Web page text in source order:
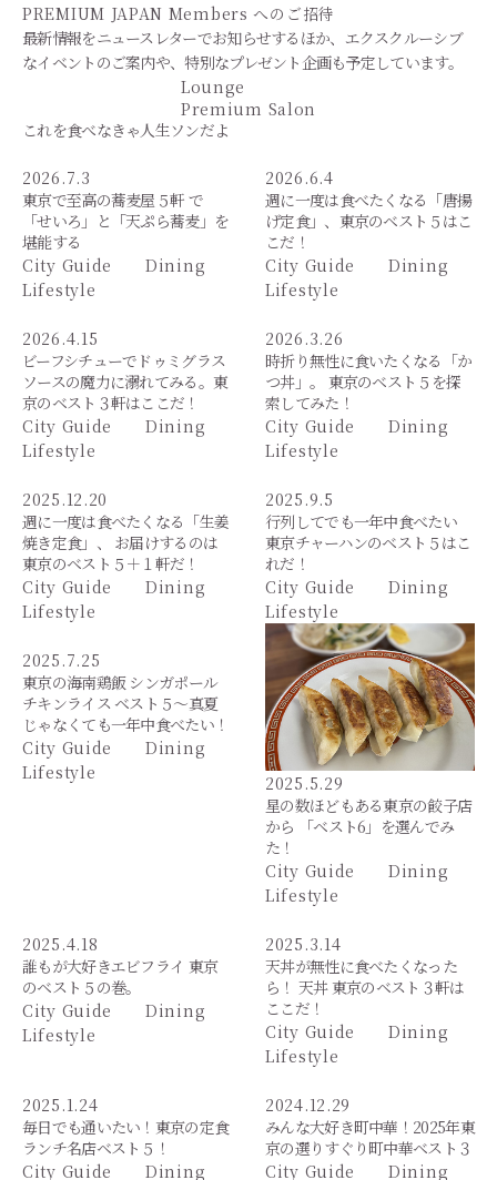
PREMIUM JAPAN Members へのご招待
最新情報をニュースレターでお知らせするほか、エクスクルーシブ
なイベントのご案内や、特別なプレゼント企画も予定しています。
Lounge
Premium Salon
これを食べなきゃ人生ソンだよ
2026.7.3
東京で至高の蕎麦屋５軒 で
「せいろ」と「天ぷら蕎麦」を
堪能する
City Guide
Dining
Lifestyle
2026.6.4
週に一度は食べたくなる「唐揚
げ定食」、東京のベスト５はこ
こだ！
City Guide
Dining
Lifestyle
2026.4.15
ビーフシチューでドゥミグラス
ソースの魔力に溺れてみる。東
京のベスト３軒はここだ！
City Guide
Dining
Lifestyle
2026.3.26
時折り無性に食いたくなる「か
つ丼」。 東京のベスト５を探
索してみた！
City Guide
Dining
Lifestyle
2025.12.20
週に一度は食べたくなる「生姜
焼き定食」、 お届けするのは
東京のベスト５＋１軒だ！
City Guide
Dining
Lifestyle
2025.9.5
行列してでも一年中食べたい
東京チャーハンのベスト５はこ
れだ！
City Guide
Dining
Lifestyle
2025.7.25
東京の海南鶏飯 シンガポール
チキンライス ベスト５～真夏
じゃなくても一年中食べたい！
City Guide
Dining
Lifestyle
2025.5.29
星の数ほどもある東京の餃子店
から 「ベスト6」を選んでみ
た！
City Guide
Dining
Lifestyle
2025.4.18
誰もが大好きエビフライ 東京
のベスト５の巻。
City Guide
Dining
Lifestyle
2025.3.14
天丼が無性に食べたくなった
ら！ 天丼 東京のベスト３軒は
ここだ！
City Guide
Dining
Lifestyle
2025.1.24
毎日でも通いたい！東京の定食
ランチ名店ベスト５！
City Guide
Dining
2024.12.29
みんな大好き町中華！2025年東
京の選りすぐり町中華ベスト３
City Guide
Dining